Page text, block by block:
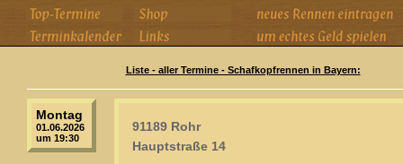
Liste - aller Termine - Schafkopfrennen in Bayern:
Montag
01.06.2026
um 19:30
91189 Rohr
Hauptstraße 14